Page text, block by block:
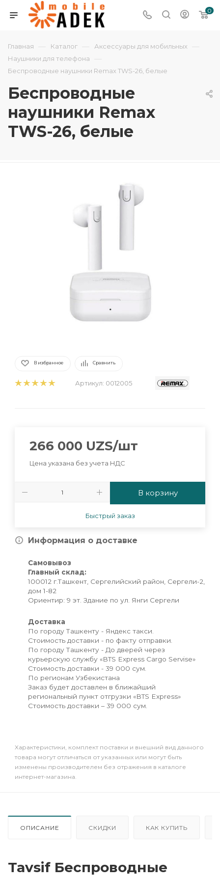
0
Главная — Каталог — Аксессуары для мобильных —
Наушники для телефона —
Беспроводные наушники Remax TWS-26, белые
Беспроводные
наушники Remax
TWS-26, белые
В избранное Сравнить
Артикул: 0012005
266 000 UZS/шт
Цена указана без учета НДС
В корзину
Быстрый заказ
Информация о доставке
Самовывоз
Главный склад:
100012 г.Ташкент, Сергелийский район, Сергели-2,
дом 1-82
Ориентир: 9 эт. Здание по ул. Янги Сергели
Доставка
По городу Ташкенту - Яндекс такси.
Стоимость доставки - по факту отправки.
По городу Ташкенту - До дверей через
курьерскую службу «BTS Express Cargo Servise»
Стоимость доставки - 39 000 сум.
По регионам Узбекистана
Заказ будет доставлен в ближайший
региональный пункт отгрузки «BTS Express»
Стоимость доставки – 39 000 сум.
Xарактеристики, комплект поставки и внешний вид данного
товара могут отличаться от указанных или могут быть
изменены производителем без отражения в каталоге
интернет-магазина.
ОПИСАНИЕ СКИДКИ КАК КУПИТЬ
Tavsif Беспроводные